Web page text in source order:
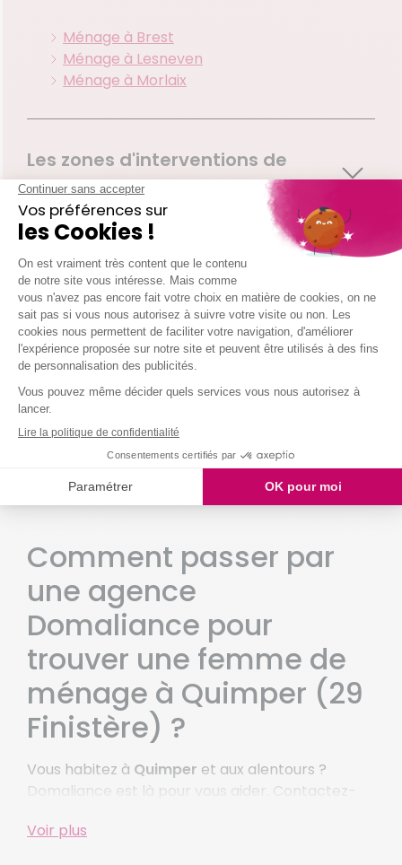
Ménage à Brest
Ménage à Lesneven
Ménage à Morlaix
Les zones d'interventions de
votre agence Quimper
Quimper
Douarnenez
Kerlaz
Le Juch
Pouldergat
Poullan Sur Mer
Treboul
Combrit
Plomeur
Pont L Abbe
St Jean Trolimon
Kernevel
St Yvi
Voir plus de villes
Comment passer par
une agence
Domaliance pour
trouver une femme de
ménage à Quimper (29
Finistère) ?
Vous habitez à Quimper et aux alentours ?
Domaliance est là pour vous aider. Contactez-
grâce à une femme de ménage expérimentée et
Voir plus